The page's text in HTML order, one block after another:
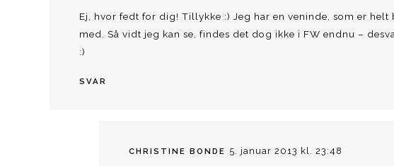
Ej, hvor fedt for dig! Tillykke :) Jeg har en veninde, som er
med. Så vidt jeg kan se, findes det dog ikke i FW endnu –
:)
SVAR
CHRISTINE BONDE 5. januar 2013 kl. 23:48